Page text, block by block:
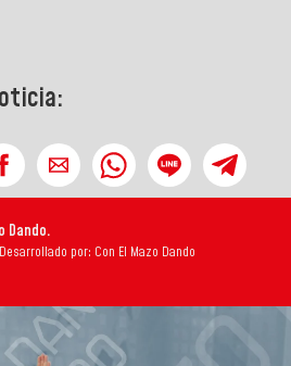
Dando.
por: Con El Mazo Dando